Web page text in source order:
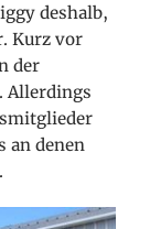
deshalb,
Kurz vor
der
Allerdings
an denen